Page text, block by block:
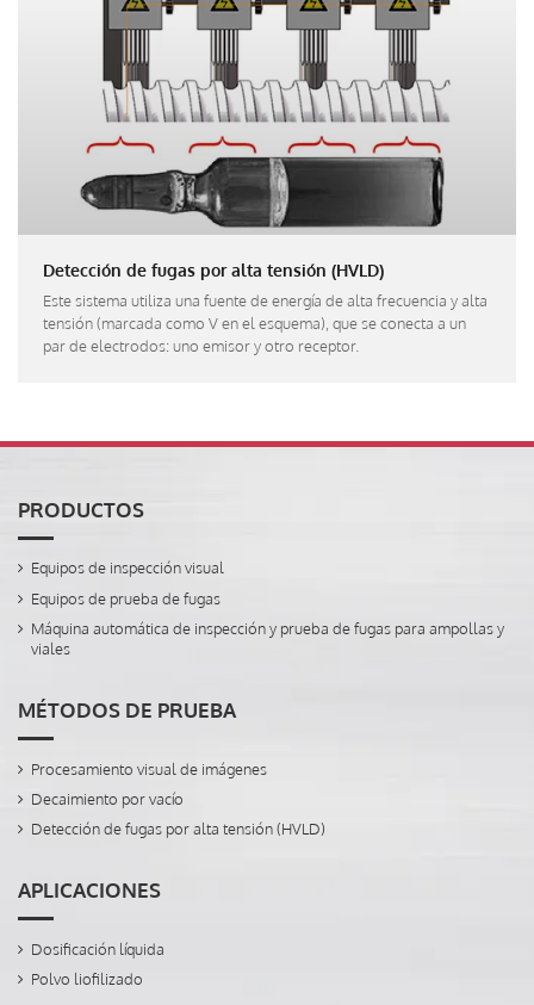
Detección de fugas por alta tensión (HVLD)
Este sistema utiliza una fuente de energía de alta frecuencia y alta
tensión (marcada como V en el esquema), que se conecta a un
par de electrodos: uno emisor y otro receptor.
PRODUCTOS
Equipos de inspección visual
Equipos de prueba de fugas
Máquina automática de inspección y prueba de fugas para ampollas y
viales
MÉTODOS DE PRUEBA
Procesamiento visual de imágenes
Decaimiento por vacío
Detección de fugas por alta tensión (HVLD)
APLICACIONES
Dosificación líquida
Polvo liofilizado